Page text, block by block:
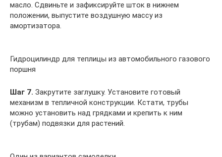
масло. Сдвиньте и зафиксируйте шток в нижнем
положении, выпустите воздушную массу из
амортизатора.
Гидроцилиндр для теплицы из автомобильного газового
поршня
Шаг 7. Закрутите заглушку. Установите готовый
механизм в тепличной конструкции. Кстати, трубы
можно установить над грядками и крепить к ним
(трубам) подвязки для растений.